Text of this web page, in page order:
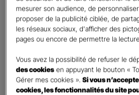
Etes-vous déjà client Gan assurances ?*
Oui
Civilité*
Madame
mesurer son audience, de
proposer de la publicité ciblée, de
les réseaux sociaux, d'afficher des
pages ou encore de permettre la
Vous avez la possibilité de refuser le
des cookies en appuyant le bouton «
Gérer mes cookies ».Si vous
cookies, les fonctionnalités du site